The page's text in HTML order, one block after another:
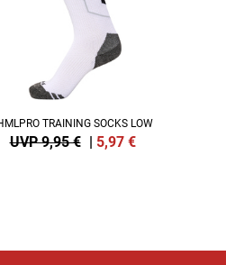
TRAINING SOCKS LOW
UVP 9,95 € | 5,97 €